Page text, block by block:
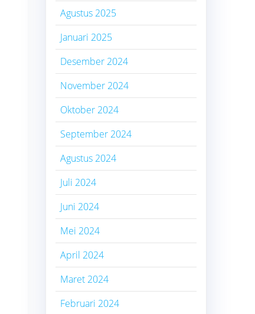
Agustus 2025
Januari 2025
Desember 2024
November 2024
Oktober 2024
September 2024
Agustus 2024
Juli 2024
Juni 2024
Mei 2024
April 2024
Maret 2024
Februari 2024